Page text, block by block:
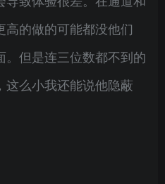
的做的可能都没他们
但是连三位数都不到的
么小我还能说他隐蔽